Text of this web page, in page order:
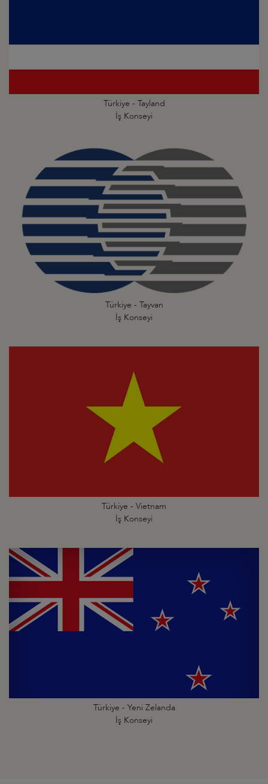
Türkiye - Tayland
İş Konseyi
Türkiye - Tayvan
İş Konseyi
Türkiye - Vietnam
İş Konseyi
Türkiye - Yeni Zelanda
İş Konseyi